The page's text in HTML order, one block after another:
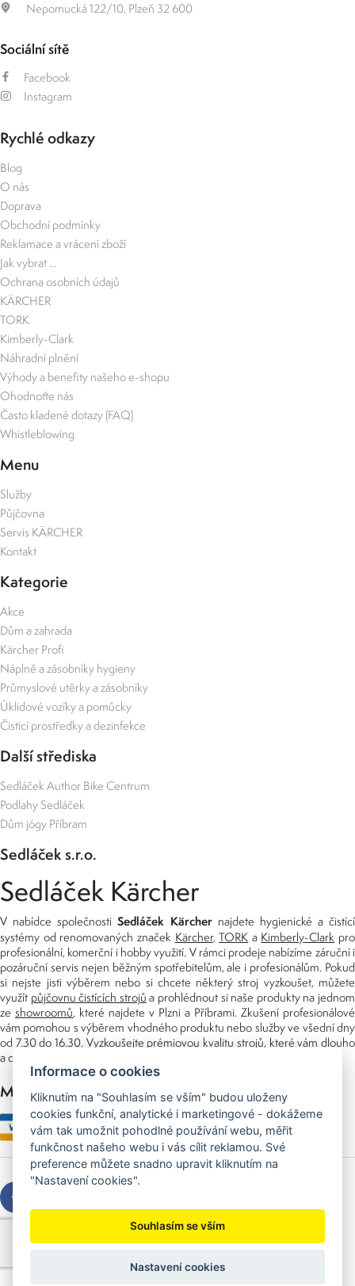
Nepomucká 122/10, Plzeň 32 600
Sociální sítě
Facebook
Instagram
Rychlé odkazy
Blog
O nás
Doprava
Obchodní podmínky
Reklamace a vrácení zboží
Jak vybrat ...
Ochrana osobních údajů
KÄRCHER
TORK
Kimberly-Clark
Náhradní plnění
Výhody a benefity našeho e-shopu
Ohodnoťte nás
Často kladené dotazy (FAQ)
Whistleblowing
Menu
Služby
Půjčovna
Servis KÄRCHER
Kontakt
Kategorie
Akce
Dům a zahrada
Kärcher Profi
Náplně a zásobníky hygieny
Průmyslové utěrky a zásobníky
Úklidové vozíky a pomůcky
Čisticí prostředky a dezinfekce
Další střediska
Sedláček Author Bike Centrum
Podlahy Sedláček
Dům jógy Příbram
Sedláček s.r.o.
Sedláček Kärcher
V nabídce společnostiSedláček Kärchernajdete hygienické a čistící
systémy od renomovaných značek Kärcher,TORK a Kimberly-Clark pro
profesionální, komerční i hobby využití. V rámci prodeje nabízíme záruční i
pozáruční servis nejen běžným spotřebitelům, ale i profesionálům. Pokud
si nejste jisti výběrem nebo si chcete některý stroj vyzkoušet, můžete
využít půjčovnu čistících strojů a prohlédnout si naše produkty na jednom
ze showroomů, které najdete v Plzni a Příbrami. Zkušení profesionálové
vám pomohou s výběrem vhodného produktu nebo služby ve všední dny
od 7.30 do 16.30. Vyzkoušejte prémiovou kvalitu strojů, které vám dlouho
a dobře poslouží nejen doma, ale i v zaměstnání.
Možnosti platby
Copyright © 2026 Sedláček s.r.o.
Created byOLC Webdesign
Informace o cookies
Kliknutím na "Souhlasím se vším" budou uloženy
cookies funkční, analytické i marketingové - dokážeme
vám tak umožnit pohodlné používání webu, měřit
funkčnost našeho webu i vás cílit reklamou. Své
preference můžete snadno upravit kliknutím na
"Nastavení cookies".
Souhlasím se vším
Nastavení cookies